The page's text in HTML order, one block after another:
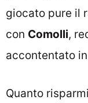
giocato pure il
con Comolli,
accontentato
Quanto